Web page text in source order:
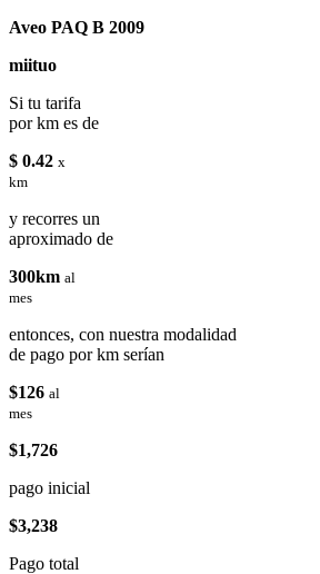
Aveo PAQ B 2009
miituo
Si tu tarifa
por km es de
$ 0.42 x
km
y recorres un
aproximado de
300km al
mes
entonces, con nuestra modalidad
de pago por km serían
$126 al
mes
$1,726
pago inicial
$3,238
Pago total